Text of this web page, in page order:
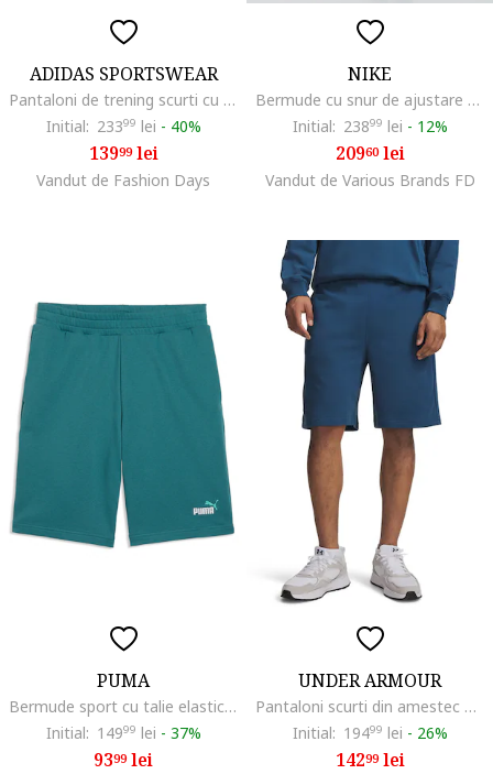
ADIDAS SPORTSWEAR
Pantaloni de trening scurti cu logo Future Icons, Alb/Negru
Initial: 23399 lei - 40%
13999lei
Vandut de Fashion Days
NIKE
Bermude cu snur de ajustare si logo Club, Alb/Gri melange
Initial: 23899 lei - 12%
20960lei
Vandut de Various Brands FD
PUMA
Bermude sport cu talie elastica Essentials 2, Alb/Albastru petrol
Initial: 14999 lei - 37%
9399lei
UNDER ARMOUR
Pantaloni scurti din amestec de bumbac Rival, Negru/Albastru inchis
Initial: 19499 lei - 26%
14299lei